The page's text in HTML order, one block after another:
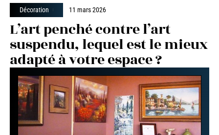
Décoration 11 mars 2026
L’art penché contre l’art
suspendu, lequel est le mieux
adapté à votre espace ?